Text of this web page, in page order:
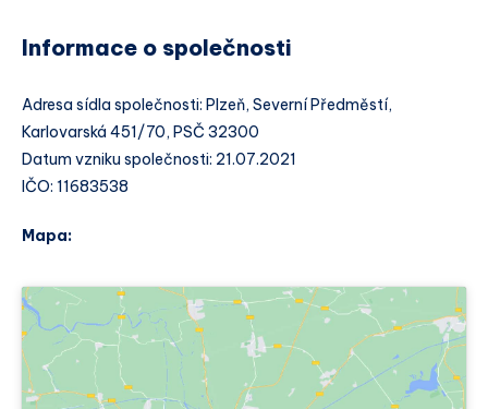
Informace o společnosti
Adresa sídla společnosti: Plzeň, Severní Předměstí,
Karlovarská 451/70, PSČ 32300
Datum vzniku společnosti: 21.07.2021
IČO: 11683538
Mapa: